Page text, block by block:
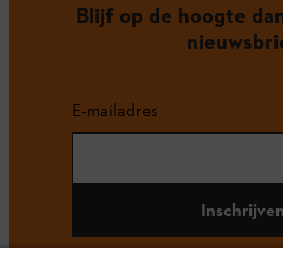
Blijf op de hoogte
E-mailadres
Inschrijven